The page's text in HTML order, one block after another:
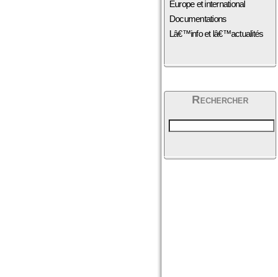
Europe et international
Documentations
Lâ€™info et lâ€™actualités
Rechercher